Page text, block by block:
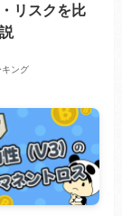
リスクを比
ング